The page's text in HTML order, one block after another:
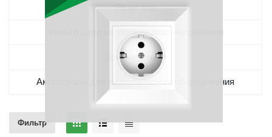
Резистор
Фильтр цепи катушки низкого напряжения
Документация
Аксессуары для низковольтного оборудования
Фильтр